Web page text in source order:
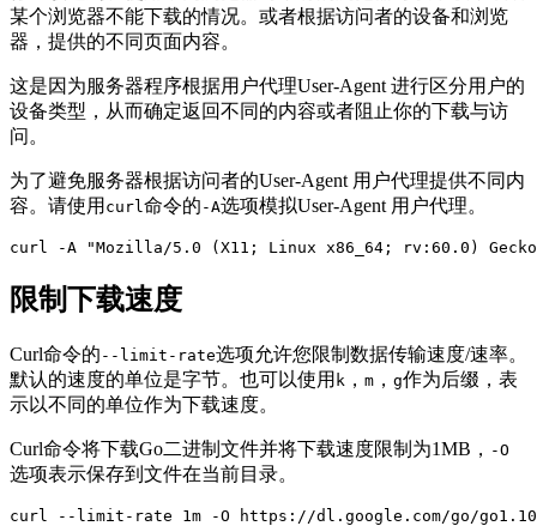
某个浏览器不能下载的情况。或者根据访问者的设备和浏览
器，提供的不同页面内容。
这是因为服务器程序根据用户代理User-Agent 进行区分用户的
设备类型，从而确定返回不同的内容或者阻止你的下载与访
问。
为了避免服务器根据访问者的User-Agent 用户代理提供不同内
容。请使用 curl命令的 -A选项模拟User-Agent 用户代理。
curl -A "Mozilla/5.0 (X11; Linux x86_64; rv:60.0)
限制下载速度
Curl命令的 --limit-rate选项允许您限制数据传输速度/速率。
默认的速度的单位是字节。也可以使用 k ， m ， g作为后缀，表
示以不同的单位作为下载速度。
Curl命令将下载Go二进制文件并将下载速度限制为1MB， -O
选项表示保存到文件在当前目录。
curl --limit-rate 1m -O https://dl.google.com/go/